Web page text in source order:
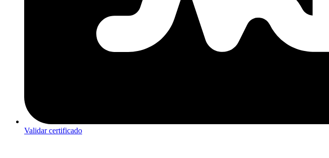
Validar certificado